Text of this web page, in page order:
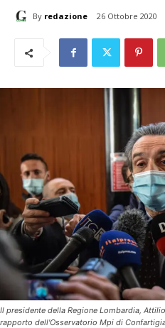
By redazione 26 Ottobre 2020
Il presidente della Regione Lombardia,
rapporto dell'Osservatorio Mpi di